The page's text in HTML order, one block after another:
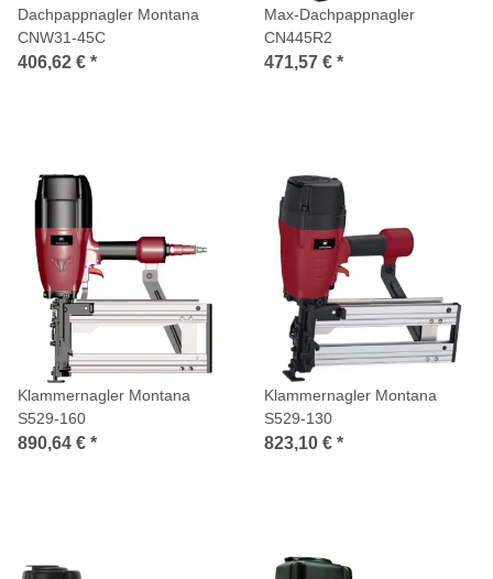
Dachpappnagler Montana
CNW31-45C
406,62 € *
Max-Dachpappnagler
CN445R2
471,57 € *
Klammernagler Montana
S529-160
890,64 € *
Klammernagler Montana
S529-130
823,10 € *